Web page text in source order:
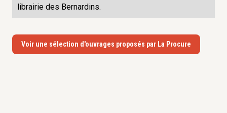
librairie des Bernardins.
Voir une sélection d'ouvrages proposés par La Procure